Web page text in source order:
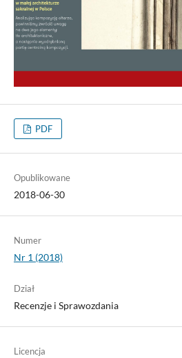
PDF
Opublikowane
2018-06-30
Numer
Nr 1 (2018)
Dział
Recenzje i Sprawozdania
Licencja